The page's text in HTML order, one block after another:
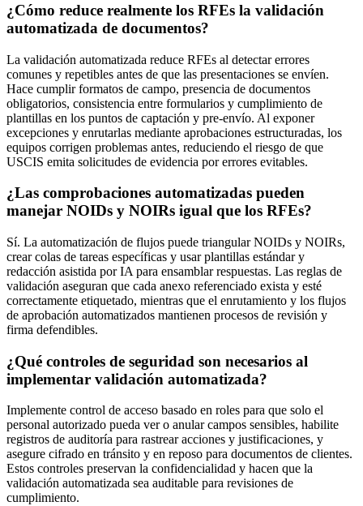
¿Cómo reduce realmente los RFEs la validación
automatizada de documentos?
La validación automatizada reduce RFEs al detectar errores
comunes y repetibles antes de que las presentaciones se envíen.
Hace cumplir formatos de campo, presencia de documentos
obligatorios, consistencia entre formularios y cumplimiento de
plantillas en los puntos de captación y pre-envío. Al exponer
excepciones y enrutarlas mediante aprobaciones estructuradas, los
equipos corrigen problemas antes, reduciendo el riesgo de que
USCIS emita solicitudes de evidencia por errores evitables.
¿Las comprobaciones automatizadas pueden
manejar NOIDs y NOIRs igual que los RFEs?
Sí. La automatización de flujos puede triangular NOIDs y NOIRs,
crear colas de tareas específicas y usar plantillas estándar y
redacción asistida por IA para ensamblar respuestas. Las reglas de
validación aseguran que cada anexo referenciado exista y esté
correctamente etiquetado, mientras que el enrutamiento y los flujos
de aprobación automatizados mantienen procesos de revisión y
firma defendibles.
¿Qué controles de seguridad son necesarios al
implementar validación automatizada?
Implemente control de acceso basado en roles para que solo el
personal autorizado pueda ver o anular campos sensibles, habilite
registros de auditoría para rastrear acciones y justificaciones, y
asegure cifrado en tránsito y en reposo para documentos de clientes.
Estos controles preservan la confidencialidad y hacen que la
validación automatizada sea auditable para revisiones de
cumplimiento.